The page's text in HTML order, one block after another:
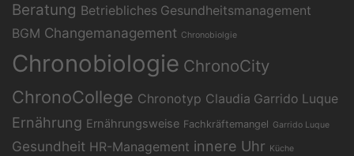
Beratung Betriebliches Gesundheitsmanagement
BGM Changemanagement Chronobiolgie
Chronobiologie ChronoCity
ChronoCollege Chronotyp Claudia Garrido Luque
Ernährung Ernährungsweise Fachkräftemangel Garrido Luque
Gesundheit HR-Management innere Uhr Küche